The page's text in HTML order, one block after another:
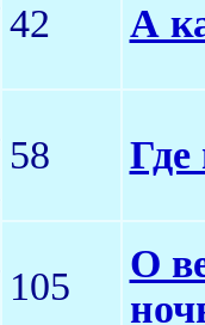
42 А
58 Где
105
О